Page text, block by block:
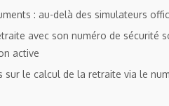
: au-delà des simulateurs
avec son numéro de sécurité
active
sur le calcul de la retraite via le